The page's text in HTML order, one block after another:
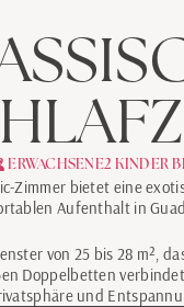
ERWACHSENE2 KINDER
Zimmer bietet eine
Aufenthalt in
von 25 bis 28 m²,
Doppelbetten
und